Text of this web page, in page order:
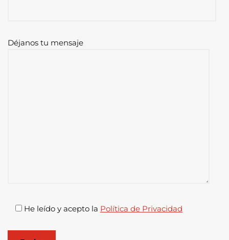
Déjanos tu mensaje
He leído y acepto la Política de Privacidad